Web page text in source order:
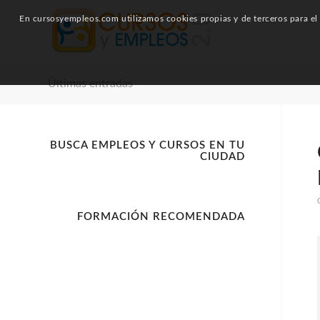
Últimas entradas
BUSCA EMPLEOS Y CURSOS EN TU
CIUDAD
FORMACIÓN RECOMENDADA
En cursosyempleos.com utilizamos cookies propias y de terceros para